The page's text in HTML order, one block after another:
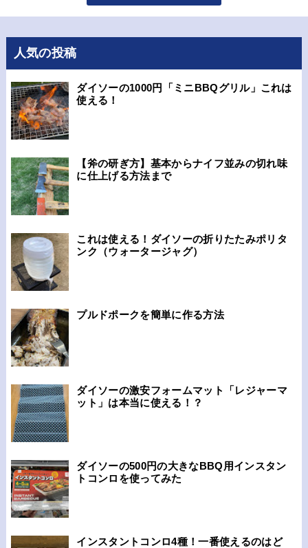
人気の投稿
ダイソーの1000円「ミニBBQグリル」これは
使える！
【斧の研ぎ方】基本からナイフ並みの切れ味
に仕上げる方法まで
これは使える！ダイソーの折りたたみポリタ
ンク（ウォータージャグ）
プルドポークを簡単に作る方法
ダイソーの激安フォームマット「レジャーマ
ット」は本当に使える！？
ダイソーの500円の大きなBBQ用インスタン
トコンロを使ってみた
インスタントコンロ4種！一番使えるのはど